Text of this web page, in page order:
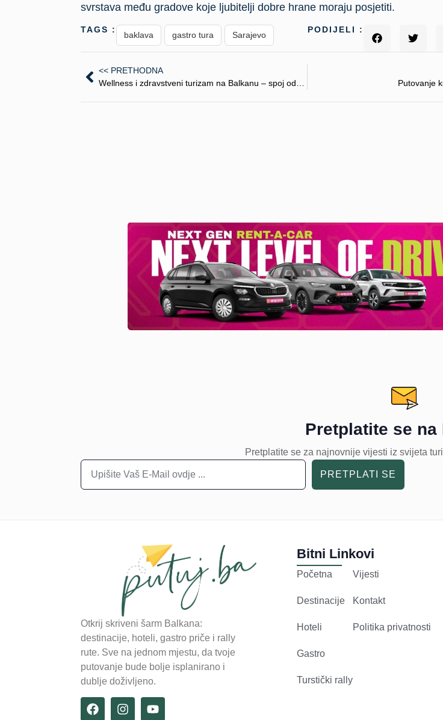
svrstava među gradove koje ljubitelji dobre hrane moraju posjetiti.
TAGS :
baklava gastro tura Sarajevo
PODIJELI :
<< PRETHODNA
Putovanje
Pretplatite se na
Pretplatite se za najnovnije vijesti iz svijeta
PRETPLATI SE
Otkrij skriveni šarm Balkana:
destinacije, hoteli, gastro priče i rally
rute. Sve na jednom mjestu, da tvoje
putovanje bude bolje isplanirano i
dublje doživljeno.
Bitni Linkovi
Početna
Destinacije
Hoteli
Gastro
Turstički rally
Vijesti
Kontakt
Politika privatnosti